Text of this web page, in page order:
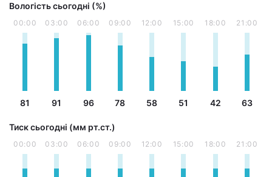
Вологість сьогодні (%)
00:00
81
03:00
91
06:00
96
09:00
78
12:00
58
15:00
51
18:00
42
21:00
63
Тиск сьогодні (мм рт.ст.)
00:00 03:00 06:00 09:00 12:00 15:00 18:00 21:00